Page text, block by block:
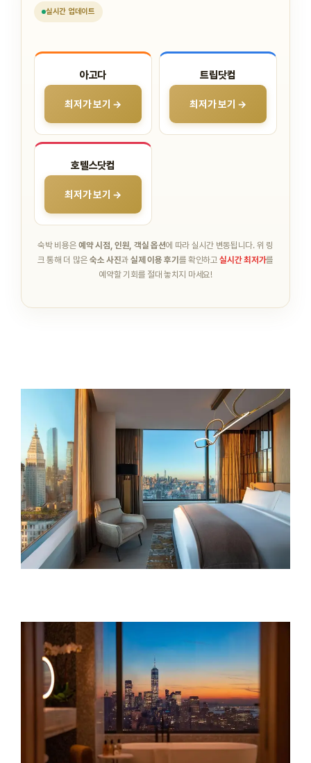
실시간 업데이트
아고다
최저가 보기 →
트립닷컴
최저가 보기 →
호텔스닷컴
최저가 보기 →
숙박 비용은예약 시점, 인원, 객실 옵션에 따라 실시간 변동됩니다.위 링
크 통해 더 많은 숙소 사진과 실제 이용 후기 를 확인하고실시간 최저가를
예약할 기회를 절대 놓치지 마세요!